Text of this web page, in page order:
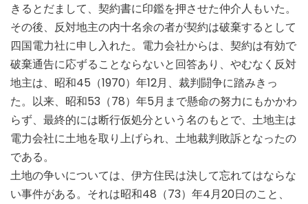
きるとだまして、契約書に印鑑を押させた仲介人もいた。
その後、反対地主の内十名余の者が契約は破棄するとして
四国電力社に申し入れた。電力会社からは、契約は有効で
破棄通告に応ずることならないと回答あり、やむなく反対
地主は、昭和45（1970）年12月、裁判闘争に踏みきっ
た。以来、昭和53（78）年5月まで懸命の努力にもかかわ
らず、最終的には断行仮処分という名のもとで、土地主は
電力会社に土地を取り上げられ、土地裁判敗訴となったの
である。
土地の争いについては、伊方住民は決して忘れてはならな
い事件がある。それは昭和48（73）年4月20日のこと、